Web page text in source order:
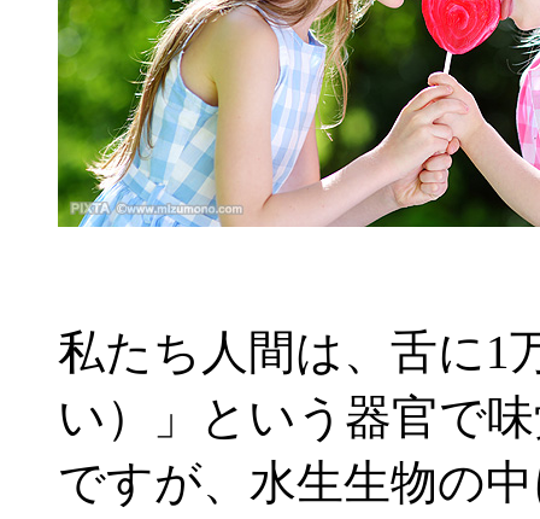
私たち人間は、舌に1
い）」という器官で
ですが、水生生物の